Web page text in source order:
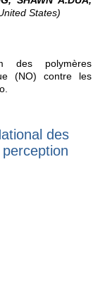
States)
des polymères
(NO) contre les
des